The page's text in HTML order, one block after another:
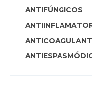
ANTIFÚNGICOS